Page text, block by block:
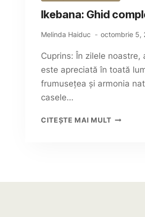
Ikebana: Ghid
Melinda Haiduc octombrie 5,
Cuprins: În zilele noastre,
este apreciată în toată
frumusețea și armonia
casele…
CITEȘTE MAI MULTIKEBANA: